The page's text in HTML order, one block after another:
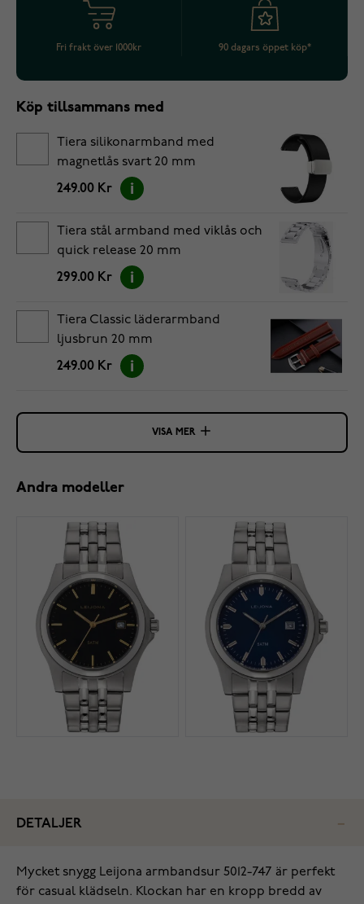
Fri frakt över 1000kr 90 dagars öppet köp*
Köp tillsammans med
Tiera silikonarmband med
magnetlås svart 20 mm
249.00 Kr
Tiera stål armband med viklås och
quick release 20 mm
299.00 Kr
Tiera Classic läderarmband
ljusbrun 20 mm
249.00 Kr
VISA MER
Andra modeller
DETALJER
Mycket snygg Leijona armbandsur 5012-747 är perfekt
för casual klädseln. Klockan har en kropp bredd av